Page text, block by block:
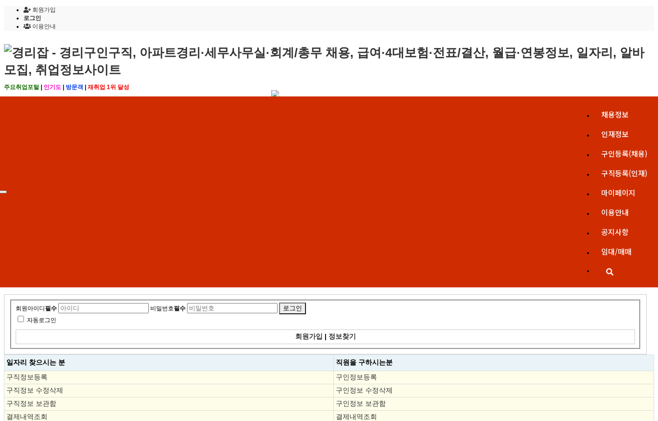
회원가입
로그인
이용안내
주요취업포털 인기도 방문객 재취업 1위 달성
채용정보
인재정보
구인등록(채용)
구직등록(인재)
마이페이지
이용안내
공지사항
임대/매매
회원아이디 필수 비밀번호필수
자동로그인
회원가입 | 정보찾기
일자리 찾으시는 분 직원을 구하시는분
구직정보등록
구인정보등록
구직정보 수정삭제
구인정보 수정삭제
구직정보 보관함
구인정보 보관함
결제내역조회
결제내역조회